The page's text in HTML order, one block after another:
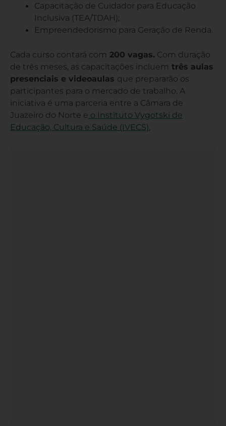
Capacitação de Cuidador para Educação
Inclusiva (TEA/TDAH);
Empreendedorismo para Geração de Renda.
Cada curso contará com 200 vagas. Com duração
de três meses, as capacitações incluem três aulas
presenciais e videoaulas que prepararão os
participantes para o mercado de trabalho. A
iniciativa é uma parceria entre a Câmara de
Juazeiro do Norte e o Instituto Vygotski de
Educação, Cultura e Saúde (IVECS).